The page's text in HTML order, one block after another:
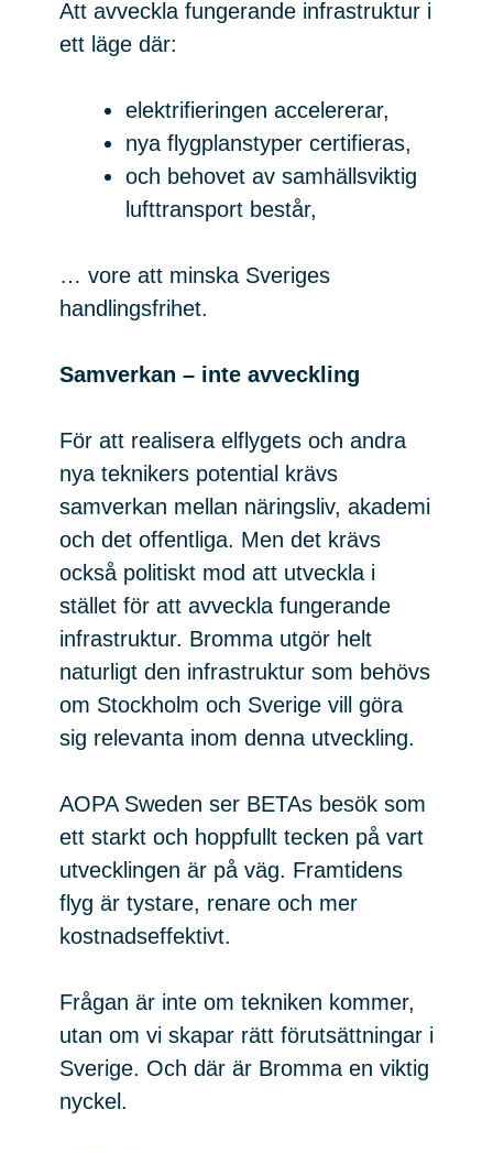
Att avveckla fungerande infrastruktur i
ett läge där:
elektrifieringen accelererar,
nya flygplanstyper certifieras,
och behovet av samhällsviktig
lufttransport består,
… vore att minska Sveriges
handlingsfrihet.
Samverkan – inte avveckling
För att realisera elflygets och andra
nya teknikers potential krävs
samverkan mellan näringsliv, akademi
och det offentliga. Men det krävs
också politiskt mod att utveckla i
stället för att avveckla fungerande
infrastruktur. Bromma utgör helt
naturligt den infrastruktur som behövs
om Stockholm och Sverige vill göra
sig relevanta inom denna utveckling.
AOPA Sweden ser BETAs besök som
ett starkt och hoppfullt tecken på vart
utvecklingen är på väg. Framtidens
flyg är tystare, renare och mer
kostnadseffektivt.
Frågan är inte om tekniken kommer,
utan om vi skapar rätt förutsättningar i
Sverige. Och där är Bromma en viktig
nyckel.